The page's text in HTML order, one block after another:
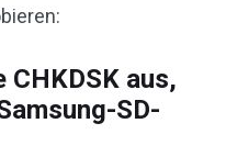
CHKDSK aus,
SD-